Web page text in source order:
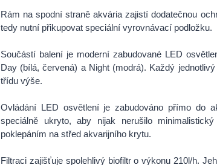
Rám na spodní straně akvária zajistí dodatečnou
tedy nutní přikupovat speciální vyrovnávací podložku.
Součástí balení je moderní zabudované LED
Day (bílá, červená) a Night (modrá). Každý
třídu výše.
Ovládání LED osvětlení je zabudováno přímo do
speciálně ukryto, aby nijak nerušilo
poklepáním na střed akvarijního krytu.
Filtraci zajišťuje spolehlivý biofiltr o výkonu 210l/h.